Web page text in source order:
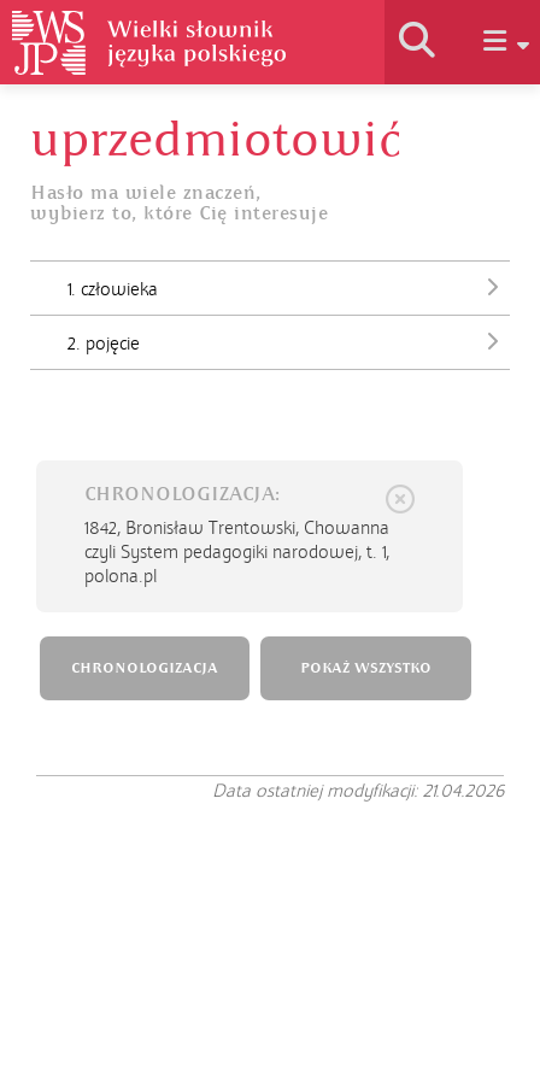
Historia słownika
Jak korzystać
uprzedmiotowić
Hasło ma wiele znaczeń,
wybierz to, które Cię interesuje
1. człowieka
2. pojęcie
CHRONOLOGIZACJA:
1842, Bronisław Trentowski, Chowanna
czyli System pedagogiki narodowej, t. 1,
polona.pl
CHRONOLOGIZACJA POKAŻ WSZYSTKO
Data ostatniej modyfikacji: 21.04.2026